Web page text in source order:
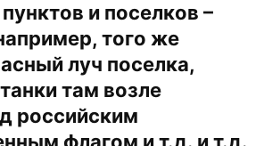
и поселков –
того же
луч поселка,
там возле
российским